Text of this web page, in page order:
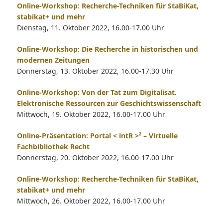
Online-Workshop: Recherche-Techniken für StaBiKat,
stabikat+ und mehr
Dienstag, 11. Oktober 2022, 16.00-17.00 Uhr
Online-Workshop: Die Recherche in historischen und
modernen Zeitungen
Donnerstag, 13. Oktober 2022, 16.00-17.30 Uhr
Online-Workshop: Von der Tat zum Digitalisat.
Elektronische Ressourcen zur Geschichtswissenschaft
Mittwoch, 19. Oktober 2022, 16.00-17.00 Uhr
Online-Präsentation: Portal < intR >² – Virtuelle
Fachbibliothek Recht
Donnerstag, 20. Oktober 2022, 16.00-17.00 Uhr
Online-Workshop: Recherche-Techniken für StaBiKat,
stabikat+ und mehr
Mittwoch, 26. Oktober 2022, 16.00-17.00 Uhr